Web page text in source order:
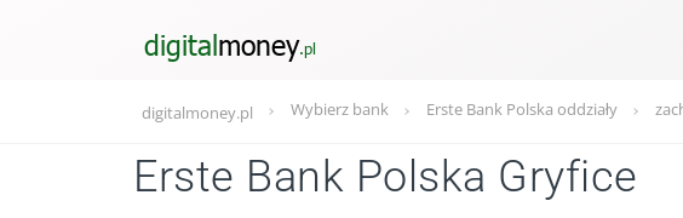
digitalmoney.pl Wybierz bank Erste Bank Polska oddziały
Erste Bank Polska Gryfice